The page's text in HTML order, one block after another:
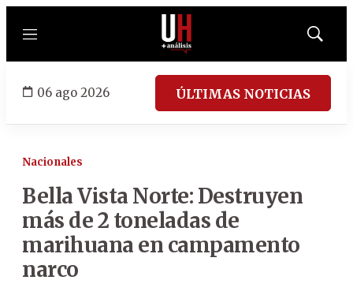
Menú
Mostrar
06 ago 2026 ÚLTIMAS NOTICIAS
Nacionales
Bella Vista Norte: Destruyen
más de 2 toneladas de
marihuana en campamento
narco